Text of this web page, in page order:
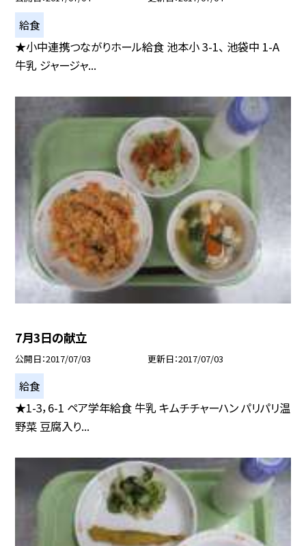
給食
★小中連携つながりホール給食 池本小 3-1、 池袋中 1-A
牛乳 ジャージャ...
7月3日の献立
公開日 2017/07/03 更新日 2017/07/03
給食
★1-3，6-1 ペア学年給食 牛乳 キムチチャーハン パリパリ温
野菜 豆腐入り...